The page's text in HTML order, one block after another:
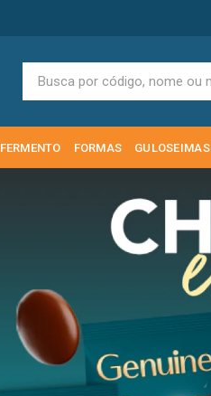
FERMENTO FORMAS GULOSEIMAS